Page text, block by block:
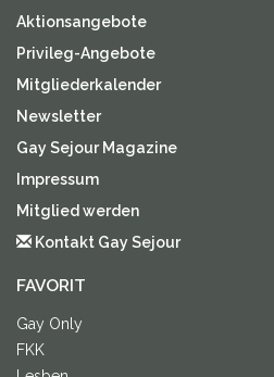
Aktionsangebote
Privileg-Angebote
Mitgliederkalender
Newsletter
Gay Sejour Magazine
Impressum
Mitglied werden
Kontakt Gay Sejour
FAVORIT
Gay Only
FKK